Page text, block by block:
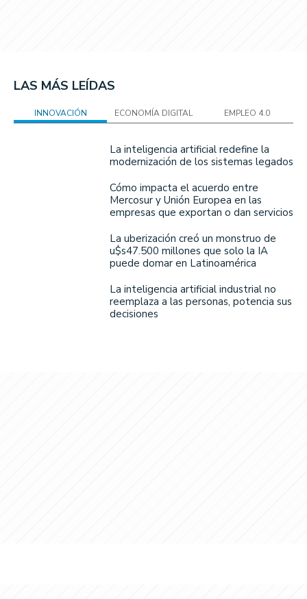
LAS MÁS LEÍDAS
INNOVACIÓN ECONOMÍA DIGITAL EMPLEO 4.0
La inteligencia artificial redefine la
modernización de los sistemas legados
Cómo impacta el acuerdo entre
Mercosur y Unión Europea en las
empresas que exportan o dan servicios
La uberización creó un monstruo de
u$s47.500 millones que solo la IA
puede domar en Latinoamérica
La inteligencia artificial industrial no
reemplaza a las personas, potencia sus
decisiones